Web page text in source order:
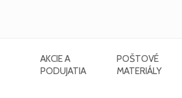
AKCIE A
PODUJATIA
POŠTOVÉ
MATERIÁLY